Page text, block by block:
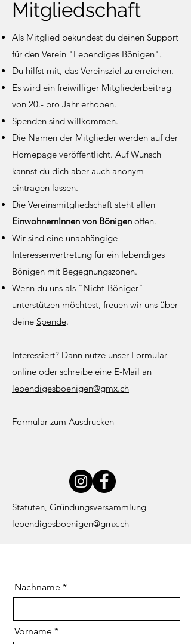
Mitgliedschaft
Als Mitglied bekundest du deinen Support
für den Verein "Lebendiges Bönigen".
Du hilfst mit, das Vereinsziel zu erreichen.
Es wird ein freiwilliger Mitgliederbeitrag
von 20.- pro Jahr erhoben.
Spenden sind willkommen.
Die Namen der Mitglieder werden auf der
Homepage veröffentlicht. Auf Wunsch
kannst du dich aber auch anonym
eintragen lassen.
Die Vereinsmitgliedschaft steht allen
EinwohnernInnen von Bönigen offen.
Wir sind eine unabhängige
Interessenvertretung für ein lebendiges
Bönigen mit Begegnungszonen.
Wenn du uns als "Nicht-Böniger"
unterstützen möchtest, freuen wir uns über
deine Spende.
Interessiert? Dann nutze unser Formular
online oder schreibe eine E-Mail an
lebendigesboenigen@gmx.ch
Formular zum Ausdrucken
Statuten, Gründungsversammlung
lebendigesboenigen@gmx.ch
Nachname
Vorname